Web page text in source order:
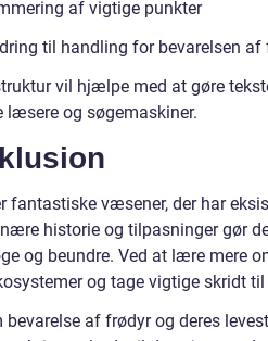
af vigtige punkter
til handling for bevarelsen af
vil hjælpe med at gøre
læsere og søgemaskiner.
fantastiske væsener, der har
historie og tilpasninger gør
og beundre. Ved at lære mere
og tage vigtige skridt
bevarelse af frødyr og deres